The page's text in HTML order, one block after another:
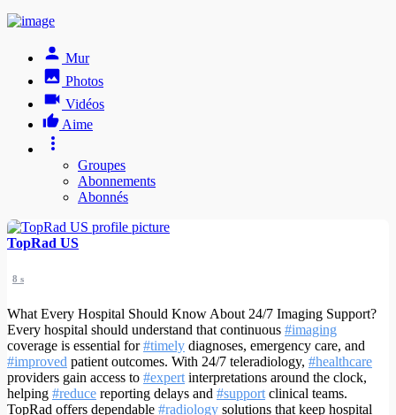
Mur
Photos
Vidéos
Aime
Groupes
Abonnements
Abonnés
TopRad US
8 s
What Every Hospital Should Know About 24/7 Imaging Support?
Every hospital should understand that continuous #imaging
coverage is essential for#timely diagnoses, emergency care, and
#improved patient outcomes. With 24/7 teleradiology, #healthcare
providers gain access to #expert interpretations around the clock,
helping #reduce reporting delays and #support clinical teams.
TopRad offers dependable #radiology solutions that keep hospital